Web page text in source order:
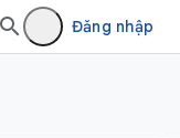
Đăng nhập